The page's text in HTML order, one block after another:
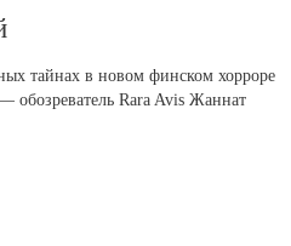
тайнах в новом финском хорроре
обозреватель Rara Avis Жаннат